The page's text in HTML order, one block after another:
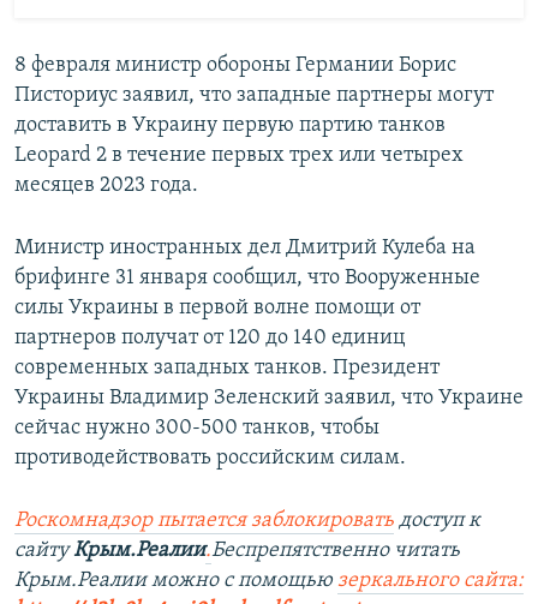
8 февраля министр обороны Германии Борис
Писториус заявил, что западные партнеры могут
доставить в Украину первую партию танков
Leopard 2 в течение первых трех или четырех
месяцев 2023 года.
Министр иностранных дел Дмитрий Кулеба на
брифинге 31 января сообщил, что Вооруженные
силы Украины в первой волне помощи от
партнеров получат от 120 до 140 единиц
современных западных танков. Президент
Украины Владимир Зеленский заявил, что Украине
сейчас нужно 300-500 танков, чтобы
противодействовать российским силам.
Роскомнадзор пытается заблокировать доступ к
сайтуКрым.Реалии.Беспрепятственно читать
Крым.Реалии можно с помощью зеркального сайта: